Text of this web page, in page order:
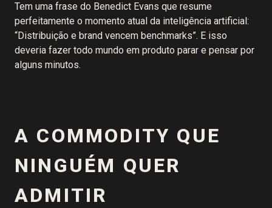
Tem uma frase do Benedict Evans que resume
perfeitamente o momento atual da inteligência artificial:
“Distribuição e brand vencem benchmarks”. E isso
deveria fazer todo mundo em produto parar e pensar por
alguns minutos.
A COMMODITY QUE
NINGUÉM QUER
ADMITIR